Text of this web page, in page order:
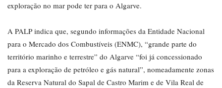
exploração no mar pode ter para o Algarve.
A PALP indica que, segundo informações da Entidade Nacional
para o Mercado dos Combustíveis (ENMC), “grande parte do
território marinho e terrestre” do Algarve “foi já concessionado
para a exploração de petróleo e gás natural”, nomeadamente zonas
da Reserva Natural do Sapal de Castro Marim e de Vila Real de